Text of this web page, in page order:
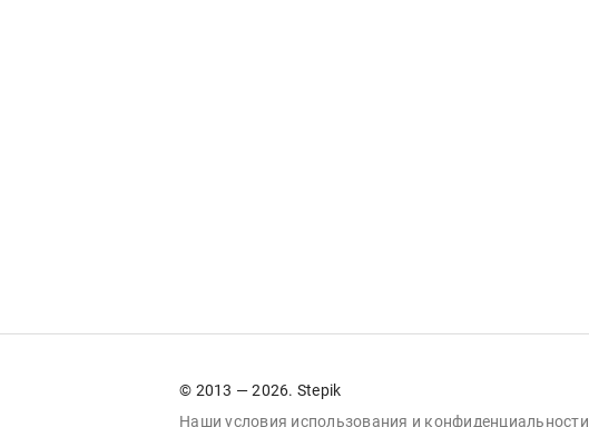
© 2013 — 2026. Stepik
Наши условия использования и конфиденциальности